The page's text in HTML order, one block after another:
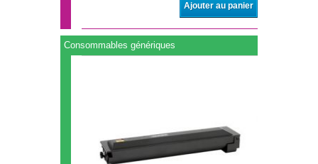
Ajouter au panier
Consommables génériques